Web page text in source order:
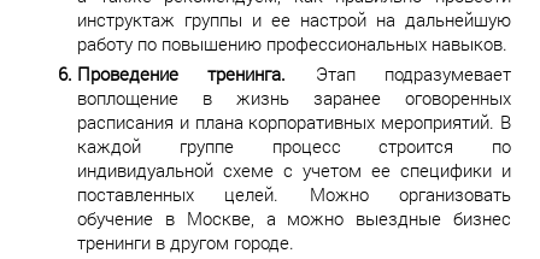
инструктаж группы и ее настрой на дальнейшую
работу по повышению профессиональных навыков.
Проведение тренинга. Этап подразумевает
воплощение в жизнь заранее оговоренных
расписания и плана корпоративных мероприятий. В
каждой группе процесс строится по
индивидуальной схеме с учетом ее специфики и
поставленных целей. Можно организовать
обучение в Москве, а можно выездные бизнес
тренинги в другом городе.